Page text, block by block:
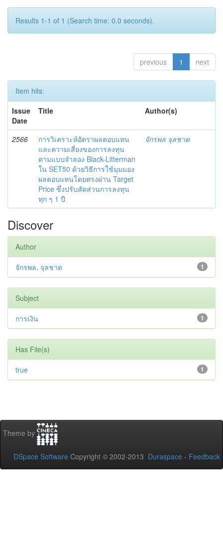
Results 1-1 of 1 (Search time: 0.0 seconds).
previous 1 next
Item hits:
Issue
Date
Title Author(s)
2566
การวิเคราะห์อัตราผลตอบแทน
และความเสี่ยงของการลงทุน
ตามแบบจำลอง Black-Litterman
ใน SET50 ด้วยวิธีการใช้มุมมอง
ผลตอบแทนโดยตรงผ่าน Target
Price ซึ่งปรับสัดส่วนการลงทุน
ทุก ๆ 1 ปี
จักรพล จุลชาต
Discover
Author
1
จักรพล, จุลชาต
Subject
1
การเงิน
Has File(s)
1
true
Theme by
DSpace Software Copyright © 2002-2013 Duraspace - Feedback